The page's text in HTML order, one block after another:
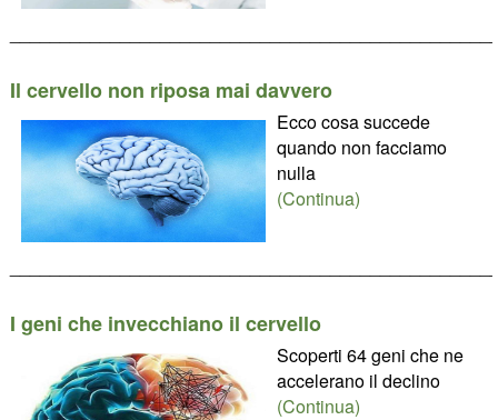
Il cervello non riposa mai davvero
Ecco cosa succede
quando non facciamo
nulla
(Continua)
I geni che invecchiano il cervello
Scoperti 64 geni che ne
accelerano il declino
(Continua)